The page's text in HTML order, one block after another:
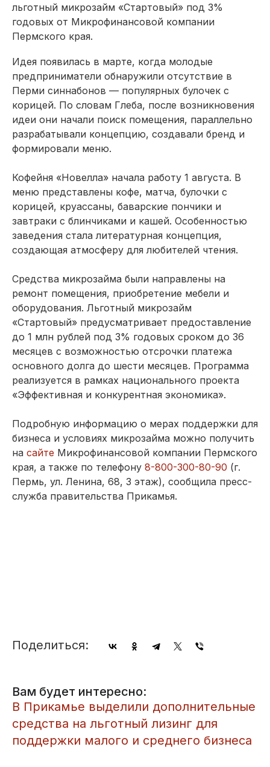
льготный микрозайм «Стартовый» под 3%
годовых от Микрофинансовой компании
Пермского края.
Идея появилась в марте, когда молодые
предприниматели обнаружили отсутствие в
Перми синнабонов — популярных булочек с
корицей. По словам Глеба, после возникновения
идеи они начали поиск помещения, параллельно
разрабатывали концепцию, создавали бренд и
формировали меню.
Кофейня «Новелла» начала работу 1 августа. В
меню представлены кофе, матча, булочки с
корицей, круассаны, баварские пончики и
завтраки с блинчиками и кашей. Особенностью
заведения стала литературная концепция,
создающая атмосферу для любителей чтения.
Средства микрозайма были направлены на
ремонт помещения, приобретение мебели и
оборудования. Льготный микрозайм
«Стартовый» предусматривает предоставление
до 1 млн рублей под 3% годовых сроком до 36
месяцев с возможностью отсрочки платежа
основного долга до шести месяцев. Программа
реализуется в рамках национального проекта
«Эффективная и конкурентная экономика».
Подробную информацию о мерах поддержки для
бизнеса и условиях микрозайма можно получить
на сайте Микрофинансовой компании Пермского
края, а также по телефону 8-800-300-80-90 (г.
Пермь, ул. Ленина, 68, 3 этаж), сообщила пресс-
служба правительства Прикамья.
Поделиться:
Вам будет интересно:
​В Прикамье выделили дополнительные
средства на льготный лизинг для
поддержки малого и среднего бизнеса